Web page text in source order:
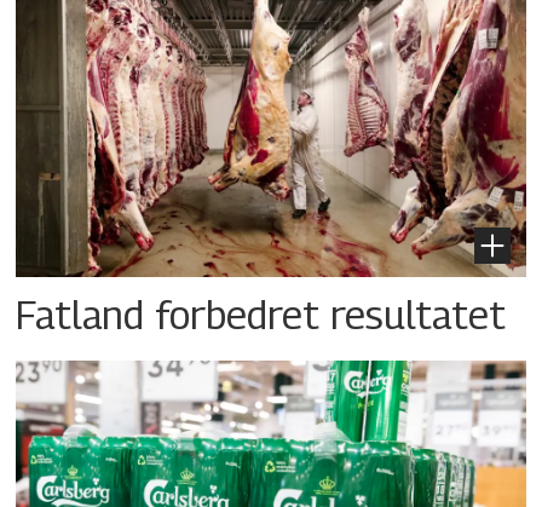
Fatland forbedret resultatet